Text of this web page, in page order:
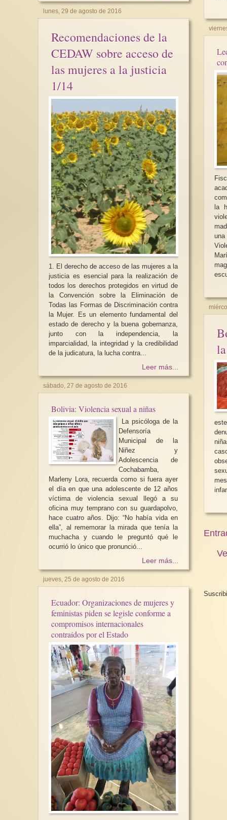
lunes, 29 de agosto de 2016
Recomendaciones de la
CEDAW sobre acceso de
las mujeres a la justicia
1/14
1. El derecho de acceso de las mujeres a la
justicia es esencial para la realización de
todos los derechos protegidos en virtud de
la Convención sobre la Eliminación de
Todas las Formas de Discriminación contra
la Mujer. Es un elemento fundamental del
estado de derecho y la buena gobernanza,
junto con la independencia, la
imparcialidad, la integridad y la credibilidad
de la judicatura, la lucha contra...
Leer más...
sábado, 27 de agosto de 2016
Bolivia: Violencia sexual a niñas
La psicóloga de la
Defensoría
Municipal de la
Niñez y
Adolescencia de
Cochabamba,
Marleny Lora, recuerda como si fuera ayer
el día en que una adolescente de 12 años
víctima de violencia sexual llegó a su
oficina muy temprano con su guardapolvo,
hace cuatro años. Dijo: “No había vida en
ella”, al rememorar la mirada que tenía la
muchacha y cuando le preguntó qué le
ocurrió lo único que pronunció...
Leer más...
jueves, 25 de agosto de 2016
Ecuador: Organizaciones de mujeres y
feministas piden se legisle conforme a
compromisos internacionales
contraídos por el Estado
la
una
casos